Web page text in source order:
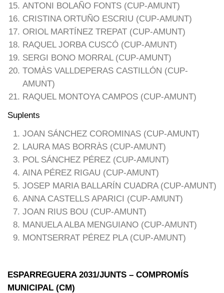
ANTONI BOLAÑO FONTS (CUP-AMUNT)
CRISTINA ORTUÑO ESCRIU (CUP-AMUNT)
ORIOL MARTÍNEZ TREPAT (CUP-AMUNT)
RAQUEL JORBA CUSCÓ (CUP-AMUNT)
SERGI BONO MORRAL (CUP-AMUNT)
TOMÀS VALLDEPERAS CASTILLÓN (CUP-
AMUNT)
RAQUEL MONTOYA CAMPOS (CUP-AMUNT)
Suplents
JOAN SÁNCHEZ COROMINAS (CUP-AMUNT)
LAURA MAS BORRÀS (CUP-AMUNT)
POL SÁNCHEZ PÉREZ (CUP-AMUNT)
AINA PÉREZ RIGAU (CUP-AMUNT)
JOSEP MARIA BALLARÍN CUADRA (CUP-AMUNT)
ANNA CASTELLS APARICI (CUP-AMUNT)
JOAN RIUS BOU (CUP-AMUNT)
MANUELA ALBA MENGUIANO (CUP-AMUNT)
MONTSERRAT PÉREZ PLA (CUP-AMUNT)
ESPARREGUERA 2031/JUNTS – COMPROMÍS
MUNICIPAL (CM)